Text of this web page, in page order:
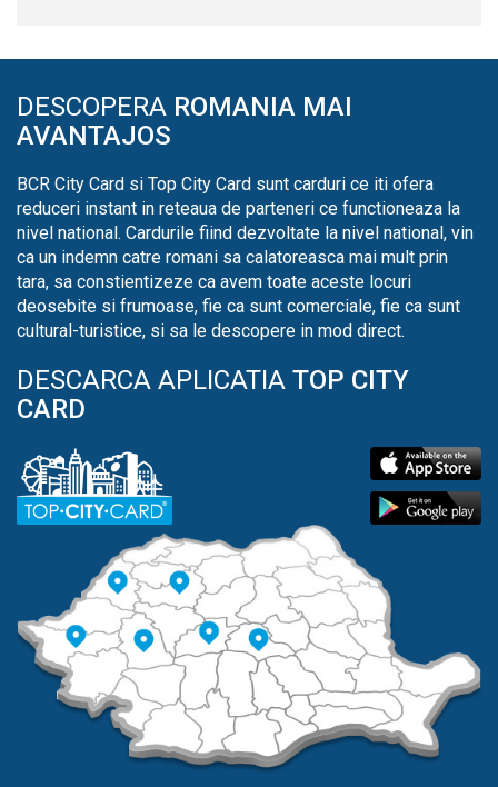
DESCOPERA ROMANIA MAI
AVANTAJOS
BCR City Card si Top City Card sunt carduri ce iti ofera
reduceri instant in reteaua de parteneri ce functioneaza la
nivel national. Cardurile fiind dezvoltate la nivel national, vin
ca un indemn catre romani sa calatoreasca mai mult prin
tara, sa constientizeze ca avem toate aceste locuri
deosebite si frumoase, fie ca sunt comerciale, fie ca sunt
cultural-turistice, si sa le descopere in mod direct.
DESCARCA APLICATIA TOP CITY
CARD